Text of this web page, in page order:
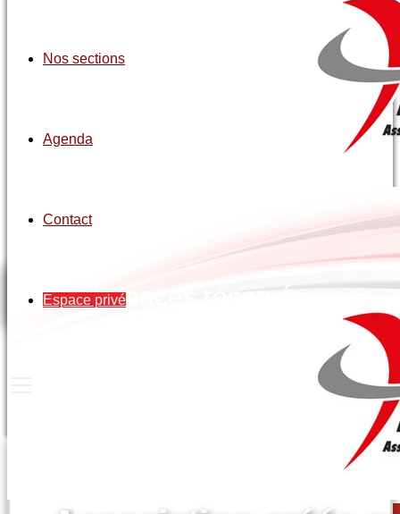
Nos sections
Agenda
Contact
Espace privéEspaces réservés